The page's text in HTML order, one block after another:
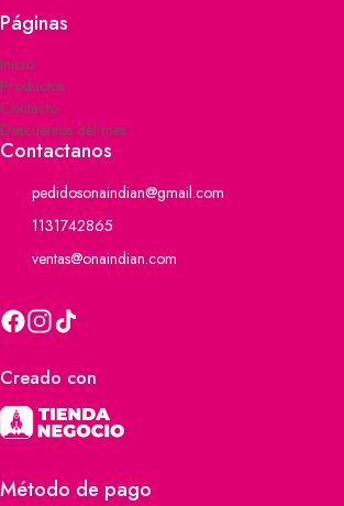
Páginas
Inicio
Productos
Contacto
Descuentos del mes
Contactanos
pedidosonaindian@gmail.com
1131742865
ventas@onaindian.com
Creado con
Método de pago